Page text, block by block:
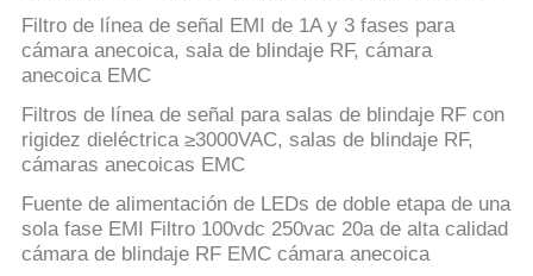
CONTÁCTENOS
NOTICIAS
MAPA
DEL
Filtro de línea de señal EMI de 1A y 3 fases para
cámara anecoica, sala de blindaje RF, cámara
anecoica EMC
Filtros de línea de señal para salas de blindaje RF con
rigidez dieléctrica ≥3000VAC, salas de blindaje RF,
cámaras anecoicas EMC
Fuente de alimentación de LEDs de doble etapa de una
sola fase EMI Filtro 100vdc 250vac 20a de alta calidad
cámara de blindaje RF EMC cámara anecoica